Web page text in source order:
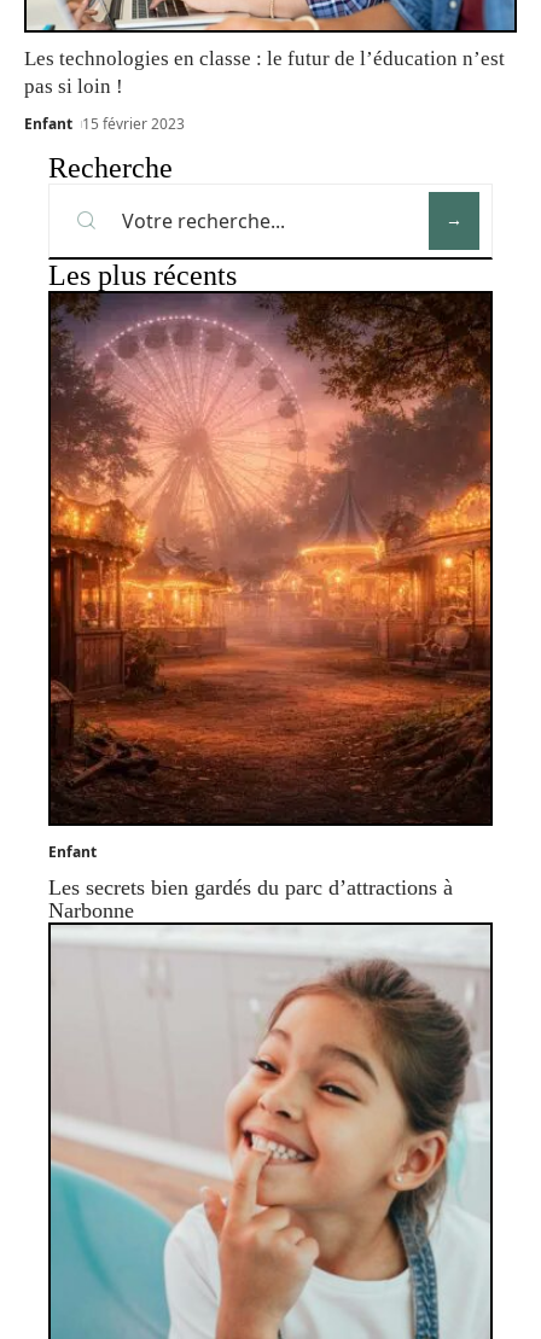
Les technologies en classe : le futur de l’éducation n’est
pas si loin !
Enfant 15 février 2023
Recherche
Les plus récents
Enfant
Les secrets bien gardés du parc d’attractions à
Narbonne